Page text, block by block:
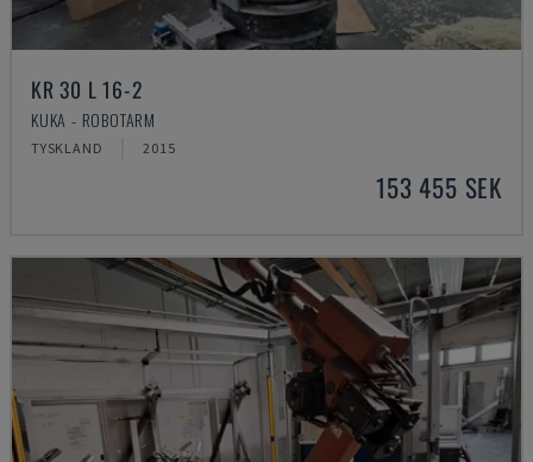
KR 30 L 16-2
KUKA - ROBOTARM
TYSKLAND 2015
153 455 SEK